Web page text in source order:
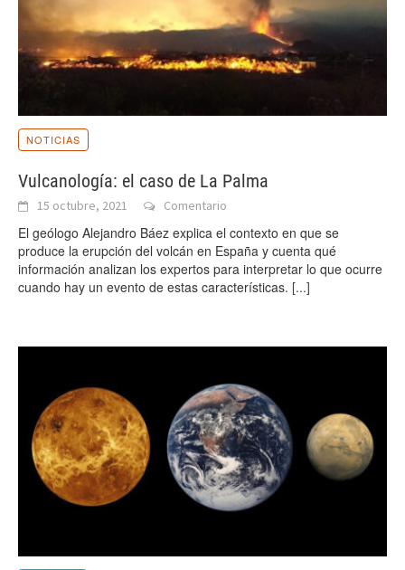
NOTICIAS
Vulcanología: el caso de La Palma
15 octubre, 2021 Comentario
El geólogo Alejandro Báez explica el contexto en que se
produce la erupción del volcán en España y cuenta qué
información analizan los expertos para interpretar lo que ocurre
cuando hay un evento de estas características. [...]